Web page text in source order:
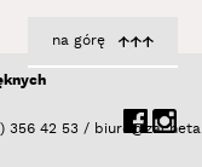
356 42 53 /
na górę